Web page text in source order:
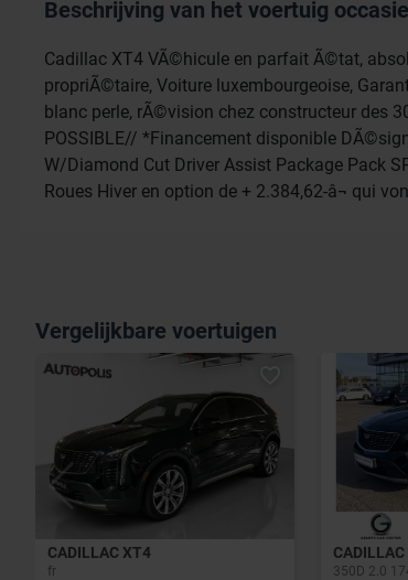
Beschrijving van het voertuig occasie
Cadillac XT4 VÃ©hicule en parfait Ã©tat,
propriÃ©taire, Voiture luxembourgeoise,
blanc perle, rÃ©vision chez constructeur des
POSSIBLE// *Financement disponible
W/Diamond Cut Driver Assist Package Pack
Roues Hiver en option de + 2.384,62-â¬ qui
Vergelijkbare voertuigen
CADILLAC XT4
fr
350D 2.0